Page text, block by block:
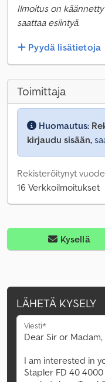
Ilmoitus on
saattaa esiintyä.
Pyydä lisätietoja
Toimittaja
Huomautus:
kirjaudu sisään,
Rekisteröitynyt
16 Verkkoilmoitukset
Kysellä
LÄHETÄ KYSELY
Viesti*